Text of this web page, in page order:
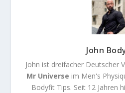
John
John ist dreifacher Deutscher
Mr Universe im Men's
Bodyfit Tips. Seit 12 Jahren